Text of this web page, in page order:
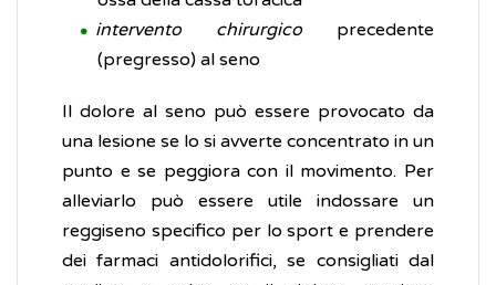
intervento chirurgicoprecedente
(pregresso) al seno
Il dolore al seno può essere provocato da
una lesione se lo si avverte concentrato in un
punto e se peggiora con il movimento. Per
alleviarlo può essere utile indossare un
reggiseno specifico per lo sport e prendere
dei farmaci antidolorifici, se consigliati dal